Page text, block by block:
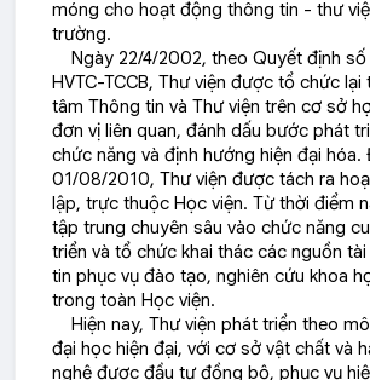
móng cho hoạt động thông tin - thư
trường.
Ngày 22/4/2002, theo Quyết định
HVTC-TCCB, Thư viện được tổ chức lại
tâm Thông tin và Thư viện trên cơ sở
đơn vị liên quan, đánh dấu bước phát
chức năng và định hướng hiện đại hóa.
01/08/2010, Thư viện được tách ra
lập, trực thuộc Học viện. Từ thời điểm
tập trung chuyên sâu vào chức năng
triển và tổ chức khai thác các nguồn
tin phục vụ đào tạo, nghiên cứu khoa
trong toàn Học viện.
Hiện nay, Thư viện phát triển theo
đại học hiện đại, với cơ sở vật chất và
nghệ được đầu tư đồng bộ, phục vụ